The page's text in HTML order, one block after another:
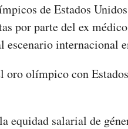
de Estados
por parte del ex
internacional
oro olímpico con
equidad salarial de